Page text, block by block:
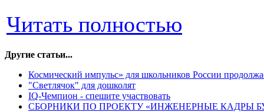
Читать полностью
Другие статьи...
Космический импульс» для школьников России
"Светлячок" для дошколят
IQ-Чемпион - спешите участвовать
СБОРНИКИ ПО ПРОЕКТУ «ИНЖЕНЕРНЫЕ КАДРЫ